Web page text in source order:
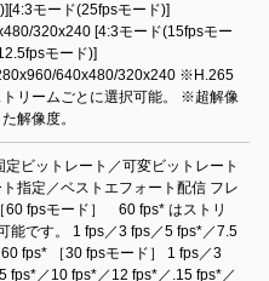
モード(25fpsモード)]
320x240 [4:3モード(15fpsモー
モード)]
640x480/320x240 ※H.265
トリームごとに選択可能。 ※超解像
解像度。
定ビットレート／可変ビットレート
指定／ベストエフォート配信 フレ
60 fpsモード］ 60 fps* はストリ
能です。 1 fps／3 fps／5 fps*／7.5
fps* ［30 fpsモード］ 1 fps／3
fps*／10 fps*／12 fps*／.15 fps*／